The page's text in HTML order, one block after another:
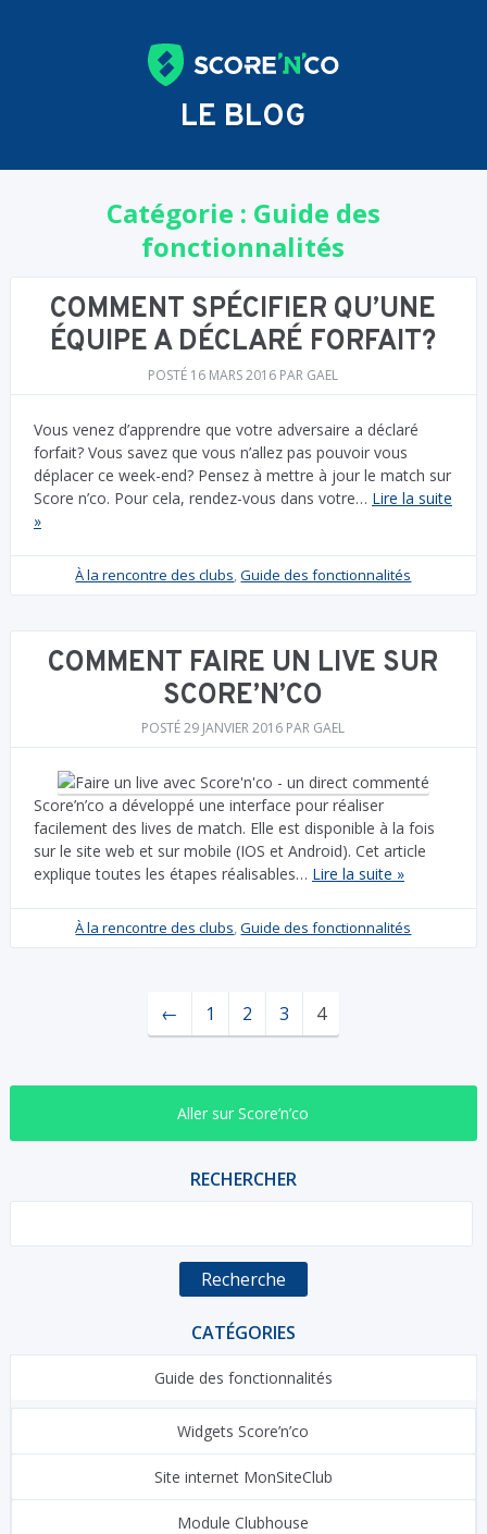
LE BLOG
Catégorie : Guide des
fonctionnalités
COMMENT SPÉCIFIER QU’UNE
ÉQUIPE A DÉCLARÉ FORFAIT?
POSTÉ 16 MARS 2016 PAR GAEL
Vous venez d’apprendre que votre adversaire a déclaré
forfait? Vous savez que vous n’allez pas pouvoir vous
déplacer ce week-end? Pensez à mettre à jour le match sur
Score n’co. Pour cela, rendez-vous dans votre… Lire la suite
»
À la rencontre des clubs ,Guide des fonctionnalités
COMMENT FAIRE UN LIVE SUR
SCORE’N’CO
POSTÉ29 JANVIER 2016 PAR GAEL
Score’n’co a développé une interface pour réaliser
facilement des lives de match. Elle est disponible à la fois
sur le site web et sur mobile (IOS et Android). Cet article
explique toutes les étapes réalisables… Lire la suite »
À la rencontre des clubs,Guide des fonctionnalités
← 1 2 3 4
Aller sur Score’n’co
RECHERCHER
Recherche
CATÉGORIES
Guide des fonctionnalités
Widgets Score’n’co
Site internet MonSiteClub
Module Clubhouse